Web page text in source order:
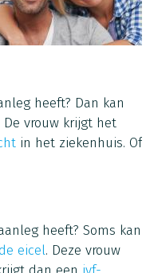
heeft? Dan kan
vrouw krijgt het
in het ziekenhuis. Of
heeft? Soms kan
eicel. Deze vrouw